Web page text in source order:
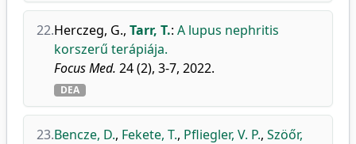
22.Herczeg, G., Tarr, T.: A lupus nephritis
korszerű terápiája.
Focus Med. 24 (2), 3-7, 2022.
DEA
23.Bencze, D., Fekete, T., Pfliegler, V. P., Szöőr,